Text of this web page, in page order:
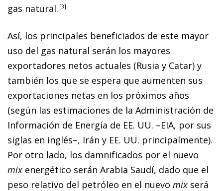
gas natural. 3
Así, los principales beneficiados de este mayor
uso del gas natural serán los mayores
exportadores netos actuales (Rusia y Catar) y
también los que se espera que aumenten sus
exportaciones netas en los próximos años
(según las estimaciones de la Administración de
Información de Energía de EE. UU. –EIA, por sus
siglas en inglés–, Irán y EE. UU. principalmente).
Por otro lado, los damnificados por el nuevo
mix energético serán Arabia Saudí, dado que el
peso relativo del petróleo en el nuevo mix será